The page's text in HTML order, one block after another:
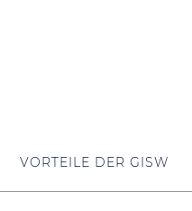
VORTEILE DER GISW